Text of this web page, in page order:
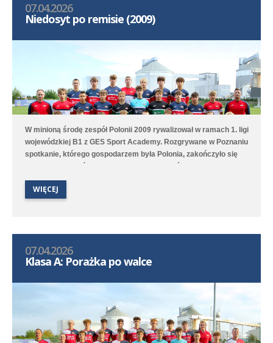
07.04.2026
Niedosyt po remisie (2009)
W minioną środę zespół Polonii 2009 rywalizował w ramach 1. ligi
wojewódzkiej B1 z GES Sport Academy. Rozgrywane w Poznaniu
spotkanie, którego gospodarzem była Polonia, zakończyło się
zdobył Benjamin Wałuszko. Zawodnicy czuli jednak spory
niedosyt, bo mimo wielu okazji bramkowych nie udało się zdobyć
gola na wagę trzech punktów. Polonia jest trzecia w tabeli, a w
WIĘCEJ
07.04.2026
Klasa A: Porażka po walce